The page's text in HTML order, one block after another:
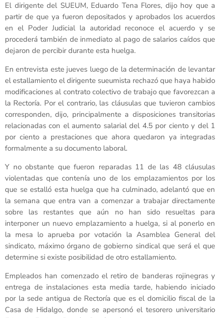
El dirigente del SUEUM, Eduardo Tena Flores, dijo hoy que a
partir de que ya fueron depositados y aprobados los acuerdos
en el Poder Judicial la autoridad reconoce el acuerdo y se
procederá también de inmediato al pago de salarios caídos que
dejaron de percibir durante esta huelga.
En entrevista este jueves luego de la determinación de levantar
el estallamiento el dirigente sueumista rechazó que haya habido
modificaciones al contrato colectivo de trabajo que favorezcan a
la Rectoría. Por el contrario, las cláusulas que tuvieron cambios
corresponden, dijo, principalmente a disposiciones transitorias
relacionadas con el aumento salarial del 4.5 por ciento y del 1
por ciento a prestaciones que ahora quedaron ya integradas
formalmente a su documento laboral.
Y no obstante que fueron reparadas 11 de las 48 cláusulas
violentadas que contenía uno de los emplazamientos por los
que se estalló esta huelga que ha culminado, adelantó que en
la semana que entra van a comenzar a trabajar directamente
sobre las restantes que aún no han sido resueltas para
interponer un nuevo emplazamiento a huelga, si al ponerlo en
la mesa lo aprueba por votación la Asamblea General del
sindicato, máximo órgano de gobierno sindical que será el que
determine si existe posibilidad de otro estallamiento.
Empleados han comenzado el retiro de banderas rojinegras y
entrega de instalaciones esta media tarde, habiendo iniciado
por la sede antigua de Rectoría que es el domicilio fiscal de la
Casa de Hidalgo, donde se apersonó el tesorero universitario